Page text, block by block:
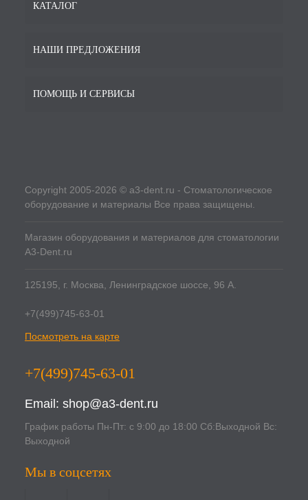
КАТАЛОГ
НАШИ ПРЕДЛОЖЕНИЯ
ПОМОЩЬ И СЕРВИСЫ
Copyright 2005-2026 © a3-dent.ru - Стоматологическое
оборудование и материалы Все права защищены.
Магазин оборудования и материалов для стоматологии
A3-Dent.ru
125195, г. Москва, Ленинградское шоссе, 96 А.
+7(499)745-63-01
Посмотреть на карте
+7(499)745-63-01
Email: shop@a3-dent.ru
График работы Пн-Пт: с 9:00 до 18:00 Сб:Выходной Вс:
Выходной
Мы в соцсетях